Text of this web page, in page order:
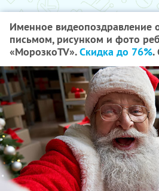
Именное видеопоздравление
письмом, рисунком и фото
«МорозкоTV».Скидка до 76%.